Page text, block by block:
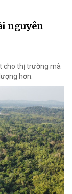
nguyên
cho thị trường mà
hơn.